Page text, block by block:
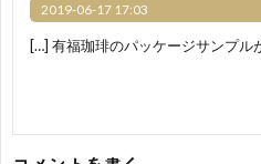
2019-06-17 17:03
[…] 有福珈琲のパッケージサンプル